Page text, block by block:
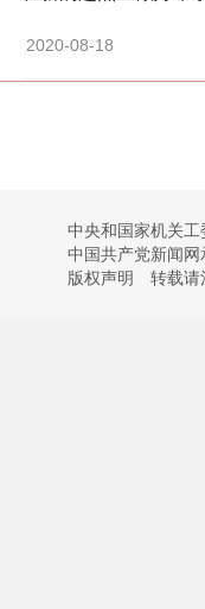
2020-08-18
中央和国家机关
中国共产党新闻网
版权声明 转载请